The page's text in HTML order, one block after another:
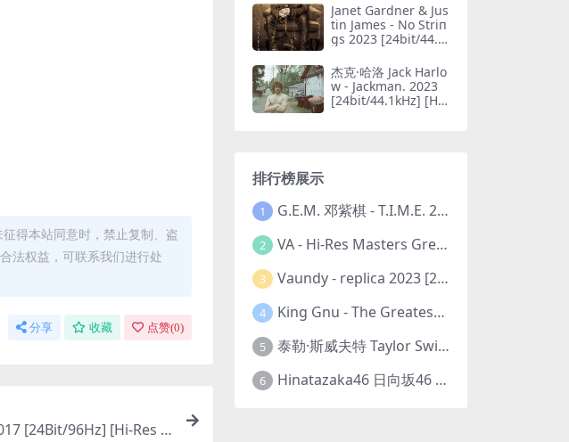
得本站同意时，禁止复制、盗
法权益，可联系我们进行处
分享 收藏 点赞(0)
[24Bit/96Hz] [Hi-Res Fl
Janet Gardner & Jus
tin James - No Striп
gs 2023 [24bit/44.1
4MB]
杰克·哈洛 Jack Harlo
w - Jackman. 2023
[24bit/44.1kHz] [Hi-
排行榜展示
1 G.E.M. 邓紫棋 - T.I.M.E. 2023-11-26 [24bit/48kHz] [Hi-Res Flac 313MB]
2 VA - Hi-Res Masters Greatest Hits Ever Vol. III 2023 [24Bit/192kHz] [Hi-Res Flac 10.5GB]
3 Vaundy - replica 2023 [24bit/48kHz] [Hi-Res Flac 1.6GB]
4 King Gnu - The Greatest Unknown 2023 [24Bit/48kHz] [Hi-Res Flac 752MB]
5 泰勒·斯威夫特 Taylor Swift - The Eras Tour 2023 [24bit/44.1kHz] [Hi-Res Flac 2.02GB]
6 Hinatazaka46 日向坂46 - 脈打つ感情 2023 [24bit/96kHz] [Hi-Res Flac 3.3GB]